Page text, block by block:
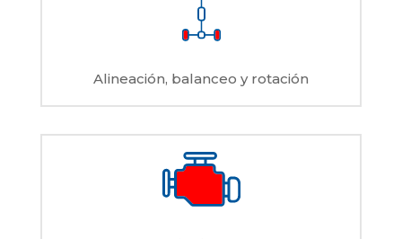
Alineación, balanceo y rotación